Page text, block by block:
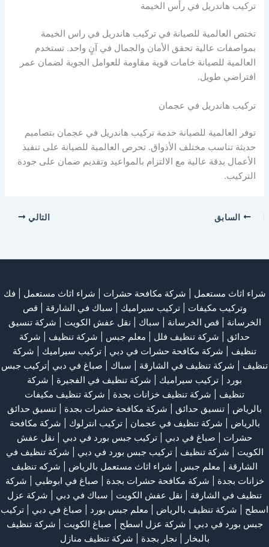
تركيب هاندريل في رأس الخيمة
تختص العالمية للصيانة في تركيب هاندريل في راس الخيمة
بمواصفات عالية تحقق الأمان والجمال في آنٍ واحد. تستخدم
العالمية للصيانة خامات قوية مقاومة للعوامل الجوية لضمان عمر
افتراضي طويل.
تركيب هاندريل في عجمان
توفر العالمية للصيانة خدمة تركيب هاندريل في عجمان بتصاميم
حديثة تناسب مختلف الأذواق. تحرص العالمية للصيانة على تنفيذ
الأعمال بدقة عالية مع الالتزام بالمواعيد وتقديم ضمان على جودة
التركيب.
السابق التالي
شراء اثاث مستعمل شركة مكافحة حشرات شراء اثاث مستعمل
فك
وتركيب مكيفات | تركيب سيراميك | سباك في الشارقة
قص
الخرسانة | قص الخرسانة | سباك نقل عفش الكويت
شركة تنسيق
حدائق
شركة تنظيف فلل معلم جبس شركة تنظيف
شركة
تنظيف
شركة مكافحة حشرات في دبي تركيب سيراميك
شركة
تنظيف
شركة تنظيف في الشارقة | سباك | صباغ في دبي |تركيب جبس
بورد | تركيب سيراميك شركة تنظيف في الفجيرة
شركة
تنظيف
شركة تنظيف خزانات بجدة
شركة تنظيف مكيفات
بالرياض
تنسيق حدائق شركة مكافحة حشرات بجدة
تنسيق حدائق
بالرياض
شركة تنظيف في عجمان | تركيب انترلوك | شركة مكافحة
حشرات
صباغ في دبي تركيب جبس بورد في دبي
نقل عفش
الكويت
شركة تنظيف |تركيب جبس بورد في دبي
شركة تنظيف في
الشارقة
معلم جبس شراء اثاث مستعمل بالرياض
شركه تنظيف
خزانات بجدة
شركة مكافحة حشرات بجدة صباغ في ابوظبي
شركة
تنظيف في الشارقة
نقل عفش الكويت | سباك في دبي | شركة عزل
اسطح
شركة تنظيف بالرياض معلم جبس بورد صباغ في دبي
تركيب
جبس بورد في دبي
شركة عزل اسطح صباغ الكويت
شركة تنظيف
بالبخار
نجار بجدة شركة تنظيف منازل